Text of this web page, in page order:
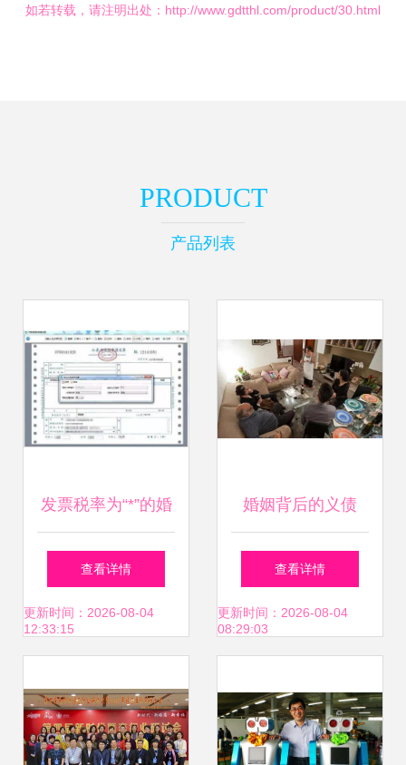
如若转载，请注明出处：http://www.gdtthl.com/product/30.html
PRODUCT
产品列表
发票税率为“*”的婚
姻介绍服务是否合
规？
查看详情
更新时间：2026-08-04
12:33:15
婚姻背后的义债
（根据提示改编的
完整叙事性文章）
查看详情
更新时间：2026-08-04
08:29:03